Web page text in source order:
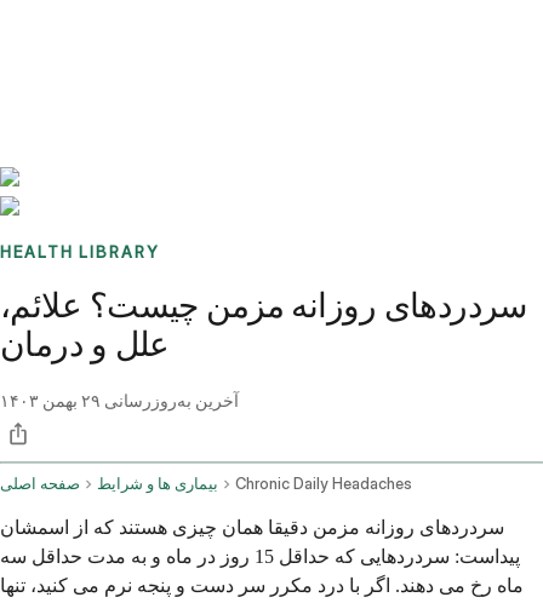
HEALTH LIBRARY
سردردهای روزانه مزمن چیست؟ علائم،
علل و درمان
آخرین به‌روزرسانی ۲۹ بهمن ۱۴۰۳
صفحه اصلی بیماری ها و شرایط Chronic Daily Headaches
سردردهای روزانه مزمن دقیقا همان چیزی هستند که از اسمشان
پیداست: سردردهایی که حداقل 15 روز در ماه و به مدت حداقل سه
ماه رخ می دهند. اگر با درد مکرر سر دست و پنجه نرم می کنید، تنها